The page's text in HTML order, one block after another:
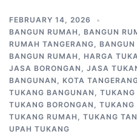
FEBRUARY 14, 2026
BANGUN RUMAH , BANGUN
RUMAH TANGERANG, BANGUN
BANGUN RUMAH , HARGA
JASA BORONGAN , JASA
BANGUNAN , KOTA
TUKANG BANGUNAN , TUKANG
TUKANG BORONGAN , TUKANG
TUKANG RUMAH , TUKANG
UPAH TUKANG